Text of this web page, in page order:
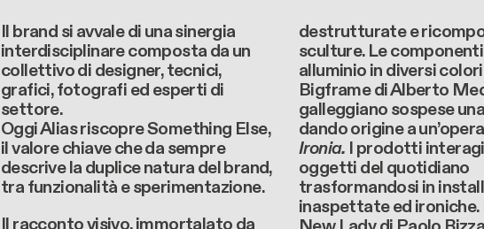
Il brand si avvale di una sinergia
interdisciplinare composta da un
collettivo di designer, tecnici,
grafici, fotografi ed esperti di
settore.
Oggi Alias ​​riscopre Something Else,
il valore chiave che da sempre
descrive la duplice natura del brand,
tra funzionalità e sperimentazione.
destrutturate e
sculture. Le
alluminio in diversi
Bigframe di Alberto
galleggiano sospese
dando origine a
Ironia. I prodotti
oggetti del quotidiano
trasformandosi in
inaspettate ed ironiche.